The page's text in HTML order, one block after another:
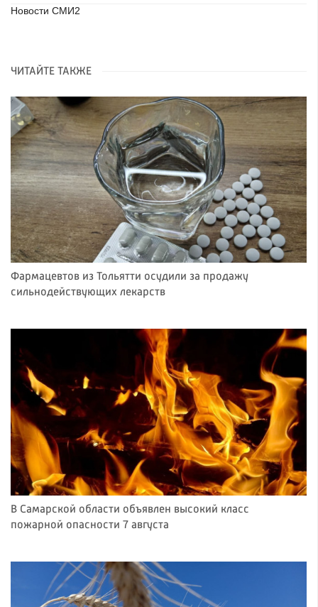
Новости СМИ2
ЧИТАЙТЕ ТАКЖЕ
Фармацевтов из Тольятти осудили за продажу
сильнодействующих лекарств
В Самарской области объявлен высокий класс
пожарной опасности 7 августа